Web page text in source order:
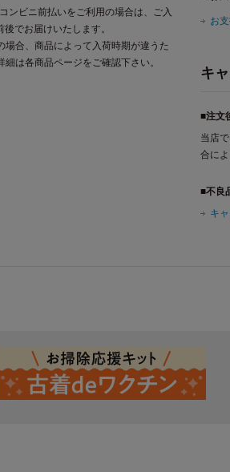
ンビニ前払いをご利用の場合は、ご入
でお届けいたします。
場合、商品によって入荷時期が違うた
は各商品ページをご確認下さい。
お
キ
■注文
当店
合に
■不良
キ